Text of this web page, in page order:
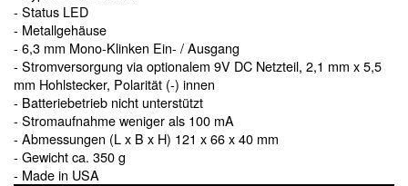
- Status LED
- Metallgehäuse
- 6,3 mm Mono-Klinken Ein- / Ausgang
- Stromversorgung via optionalem 9V DC Netzteil, 2,1 mm x 5,5
mm Hohlstecker, Polarität (-) innen
- Batteriebetrieb nicht unterstützt
- Stromaufnahme weniger als 100 mA
- Abmessungen (L x B x H) 121 x 66 x 40 mm
- Gewicht ca. 350 g
- Made in USA